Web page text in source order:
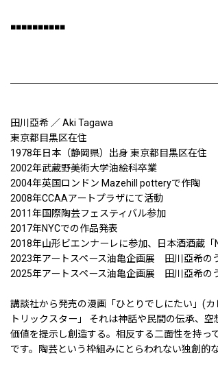
■■■■■■■■■■
田川亞希 ／ Aki Tagawa
東京都目黒区在住
1978年日本（静岡県）出身 東京都目黒区在住
2002年武蔵野美術大学油絵科卒業
2004年英国ロンドン Mazehill potteryで作陶
2008年CCAAアートプラザにて活動
2011年国際陶芸フェスティバル参加
2017年NYCでの作品発表
2018年山形ビエンナーレに参加、日本酒酒蔵
2023年アートスペース油亀企画展 田川亞希の
2025年アートスペース油亀企画展 田川亞希の
講談社から発売の漫画「ひとりでしにたい」(
トリックスター」 それは神話や民間の伝承、
価値を提示し創造する。相反する二面性を持っ
です。陶芸という枠組みにとらわれない独創的